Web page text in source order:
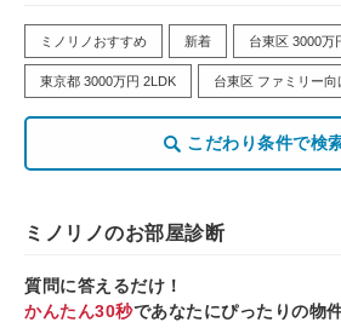
ミノリノおすすめ 新着 台東区 3000万
東京都 3000万円 2LDK 台東区 ファミリー向
こだわり条件で検
ミノリノのお部屋診断
質問に答えるだけ！
かんたん30秒であなたにぴったりの物